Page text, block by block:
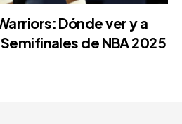
Dónde ver y a
de NBA 2025